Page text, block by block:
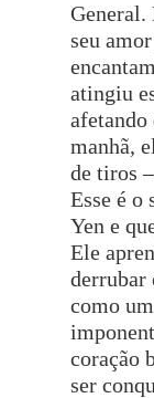
General.
seu
atingiu
manhã,
de tiros
Esse é o
Yen e
Ele
derrubar
como
coração
ser